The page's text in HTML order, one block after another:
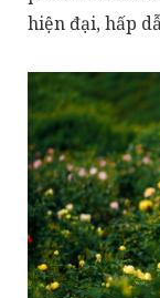
hiện đại, hấp